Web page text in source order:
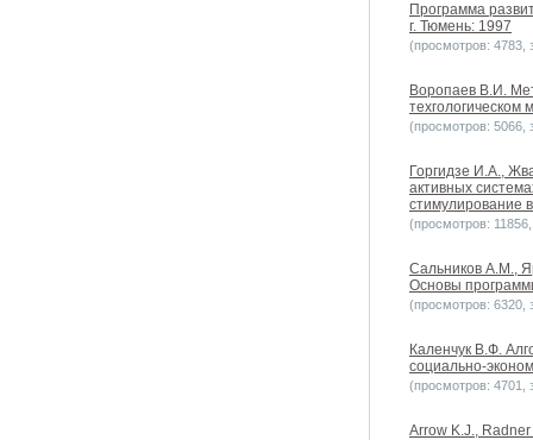
Программа
г. Тюмень: 1997
(просмотров: 4783,
Воропаев В.И.
(просмотров: 5066,
Горгидзе И.A.,
активных
стимулирование
(просмотров:
Сальников А.М.,
Основы
(просмотров: 6320,
Каленчук В.Ф.
социально-
(просмотров: 4701,
Arrow K.J.,